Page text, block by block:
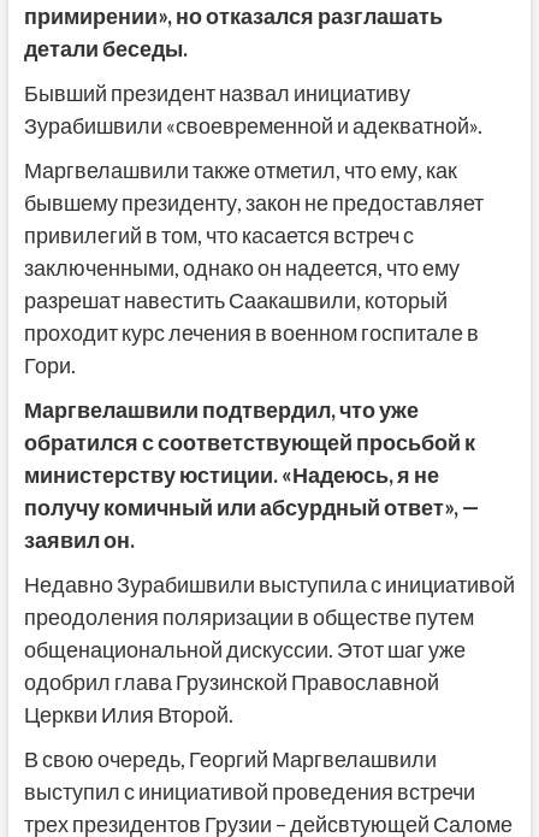
примирении», но отказался разглашать
детали беседы.
Бывший президент назвал инициативу
Зурабишвили «своевременной и адекватной».
Маргвелашвили также отметил, что ему, как
бывшему президенту, закон не предоставляет
привилегий в том, что касается встреч с
заключенными, однако он надеется, что ему
разрешат навестить Саакашвили, который
проходит курс лечения в военном госпитале в
Гори.
Маргвелашвили подтвердил, что уже
обратился с соответствующей просьбой к
министерству юстиции. «Надеюсь, я не
получу комичный или абсурдный ответ», —
заявил он.
Недавно Зурабишвили выступила с инициативой
преодоления поляризации в обществе путем
общенациональной дискуссии. Этот шаг уже
одобрил глава Грузинской Православной
Церкви Илия Второй.
В свою очередь, Георгий Маргвелашвили
выступил с инициативой проведения встречи
трех президентов Грузии – дейсвтующей Саломе